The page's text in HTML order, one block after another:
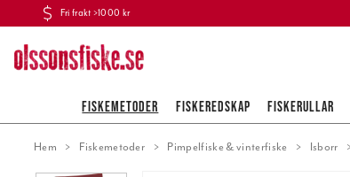
Fri frakt >1000 kr
FISKEMETODER FISKEREDSKAP FISKERULLAR
Hem Fiskemetoder Pimpelfiske & vinterfiske Isborr